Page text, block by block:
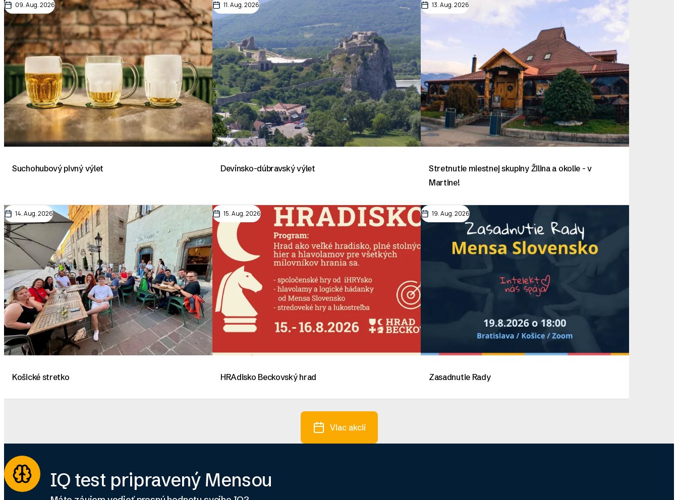
09. Aug. 2026
Suchohubový pivný výlet
11. Aug. 2026
Devínsko-dúbravský výlet
13. Aug. 2026
Stretnutie miestnej skupiny Žilina a okolie - v
Martine!
14. Aug. 2026
Košické stretko
15. Aug. 2026
HRAdisko Beckovský hrad
19. Aug. 2026
Zasadnutie Rady
Viac akcií
IQ test pripravený Mensou